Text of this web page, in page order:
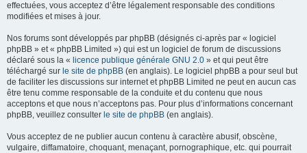
effectuées, vous acceptez d’être légalement responsable des conditions
modifiées et mises à jour.
Nos forums sont développés par phpBB (désignés ci-après par « logiciel
phpBB » et « phpBB Limited ») qui est un logiciel de forum de discussions
déclaré sous la « licence publique générale GNU 2.0 » et qui peut être
téléchargé sur le site de phpBB (en anglais). Le logiciel phpBB a pour seul but
de faciliter les discussions sur internet et phpBB Limited ne peut en aucun cas
être tenu comme responsable de la conduite et du contenu que nous
acceptons et que nous n’acceptons pas. Pour plus d’informations concernant
phpBB, veuillez consulter le site de phpBB (en anglais).
Vous acceptez de ne publier aucun contenu à caractère abusif, obscène,
vulgaire, diffamatoire, choquant, menaçant, pornographique, etc. qui pourrait